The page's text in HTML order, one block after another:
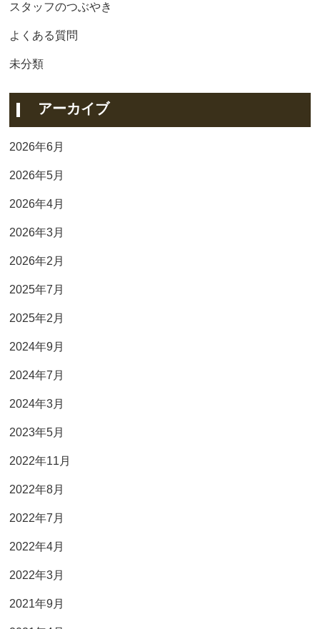
スタッフのつぶやき
よくある質問
未分類
アーカイブ
2026年6月
2026年5月
2026年4月
2026年3月
2026年2月
2025年7月
2025年2月
2024年9月
2024年7月
2024年3月
2023年5月
2022年11月
2022年8月
2022年7月
2022年4月
2022年3月
2021年9月